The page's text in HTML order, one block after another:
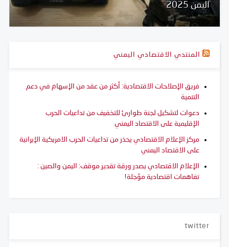
2025
المنتدي الاقتصادي اليمني
فريق الإصلاحات الاقتصادية: أكثر من عقد من الإسهام في دعم
التنمية
دعوات لتشكيل لجنة طوارئ للتخفيف من تداعيات الحرب
الإقليمية على الاقتصاد اليمني
مركز الإعلام الاقتصادي يحذر من تداعيات الحرب الامريكية الإيرانية
على الاقتصاد اليمني
الإعلام الاقتصادي يصدر ورقة تقدير موقف: اليمن والصين :
تفاهمات اقتصادية مؤجلة!
twitter